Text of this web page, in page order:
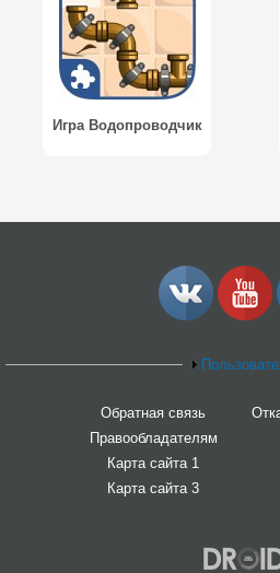
Игра Водопроводчик
Обратная связь
Правообладателям
Карта сайта 1
Карта сайта 3